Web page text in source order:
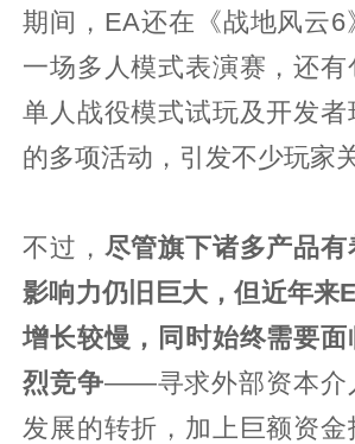
期间，EA还在《战地风云6
一场多人模式表演赛，还有
单人战役模式试玩及开发者
的多项活动，引发不少玩家
不过， 尽管旗下诸多产品有
影响力仍旧巨大，但近年来
增长较慢，同时始终需要
烈竞争——寻求外部资本介
发展的转折，加上巨额资金